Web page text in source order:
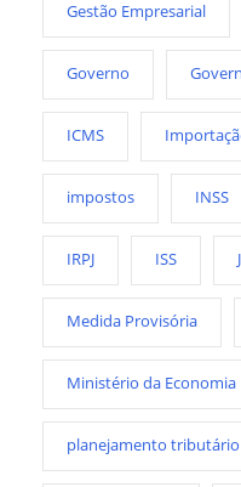
Gestão Empresarial
Governo
ICMS
impostos INSS
IRPJ ISS
Medida Provisória
Ministério da Economia
planejamento tributário